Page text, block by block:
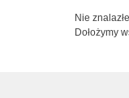
Nie
Dołożymy